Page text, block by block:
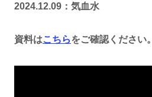
2024.12.09：気血水
資料はこちらをご確認ください。